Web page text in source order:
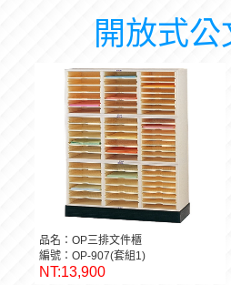
開放式
品名：OP三排文件櫃
編號：OP-907(套組1)
NT:13,900